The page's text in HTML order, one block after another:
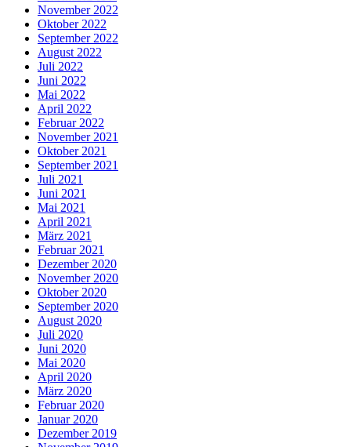
November 2022
Oktober 2022
September 2022
August 2022
Juli 2022
Juni 2022
Mai 2022
April 2022
Februar 2022
November 2021
Oktober 2021
September 2021
Juli 2021
Juni 2021
Mai 2021
April 2021
März 2021
Februar 2021
Dezember 2020
November 2020
Oktober 2020
September 2020
August 2020
Juli 2020
Juni 2020
Mai 2020
April 2020
März 2020
Februar 2020
Januar 2020
Dezember 2019